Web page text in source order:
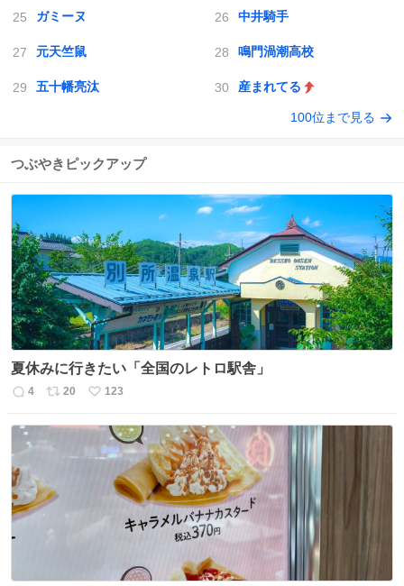
ガミーヌ 中井騎手
元天竺鼠 鳴門渦潮高校
五十幡亮汰 産まれてる
100位まで見る
つぶやきピックアップ
夏休みに行きたい「全国のレトロ駅舎」
返
4
リ
20
い
数
123